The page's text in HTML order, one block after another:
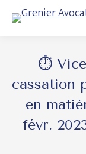
⏱
cassation
en
févr.